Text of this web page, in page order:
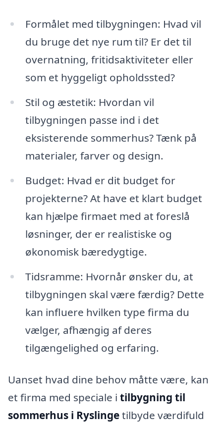
Formålet med tilbygningen: Hvad vil
du bruge det nye rum til? Er det til
overnatning, fritidsaktiviteter eller
som et hyggeligt opholdssted?
Stil og æstetik: Hvordan vil
tilbygningen passe ind i det
eksisterende sommerhus? Tænk på
materialer, farver og design.
Budget: Hvad er dit budget for
projekterne? At have et klart budget
kan hjælpe firmaet med at foreslå
løsninger, der er realistiske og
økonomisk bæredygtige.
Tidsramme: Hvornår ønsker du, at
tilbygningen skal være færdig? Dette
kan influere hvilken type firma du
vælger, afhængig af deres
tilgængelighed og erfaring.
Uanset hvad dine behov måtte være, kan
et firma med speciale i tilbygning til
sommerhus i Ryslingetilbyde værdifuld